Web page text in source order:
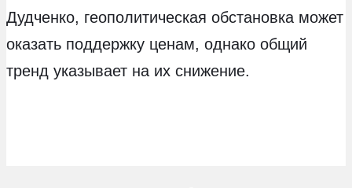
Дудченко, геополитическая обстановка может
оказать поддержку ценам, однако общий
тренд указывает на их снижение.